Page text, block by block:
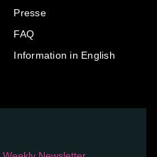
Presse
FAQ
Information in English